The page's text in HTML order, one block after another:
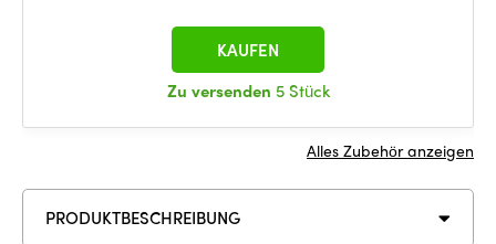
Zu versenden 5 Stück
KAUFEN
Alles Zubehör anzeigen
PRODUKTBESCHREIBUNG